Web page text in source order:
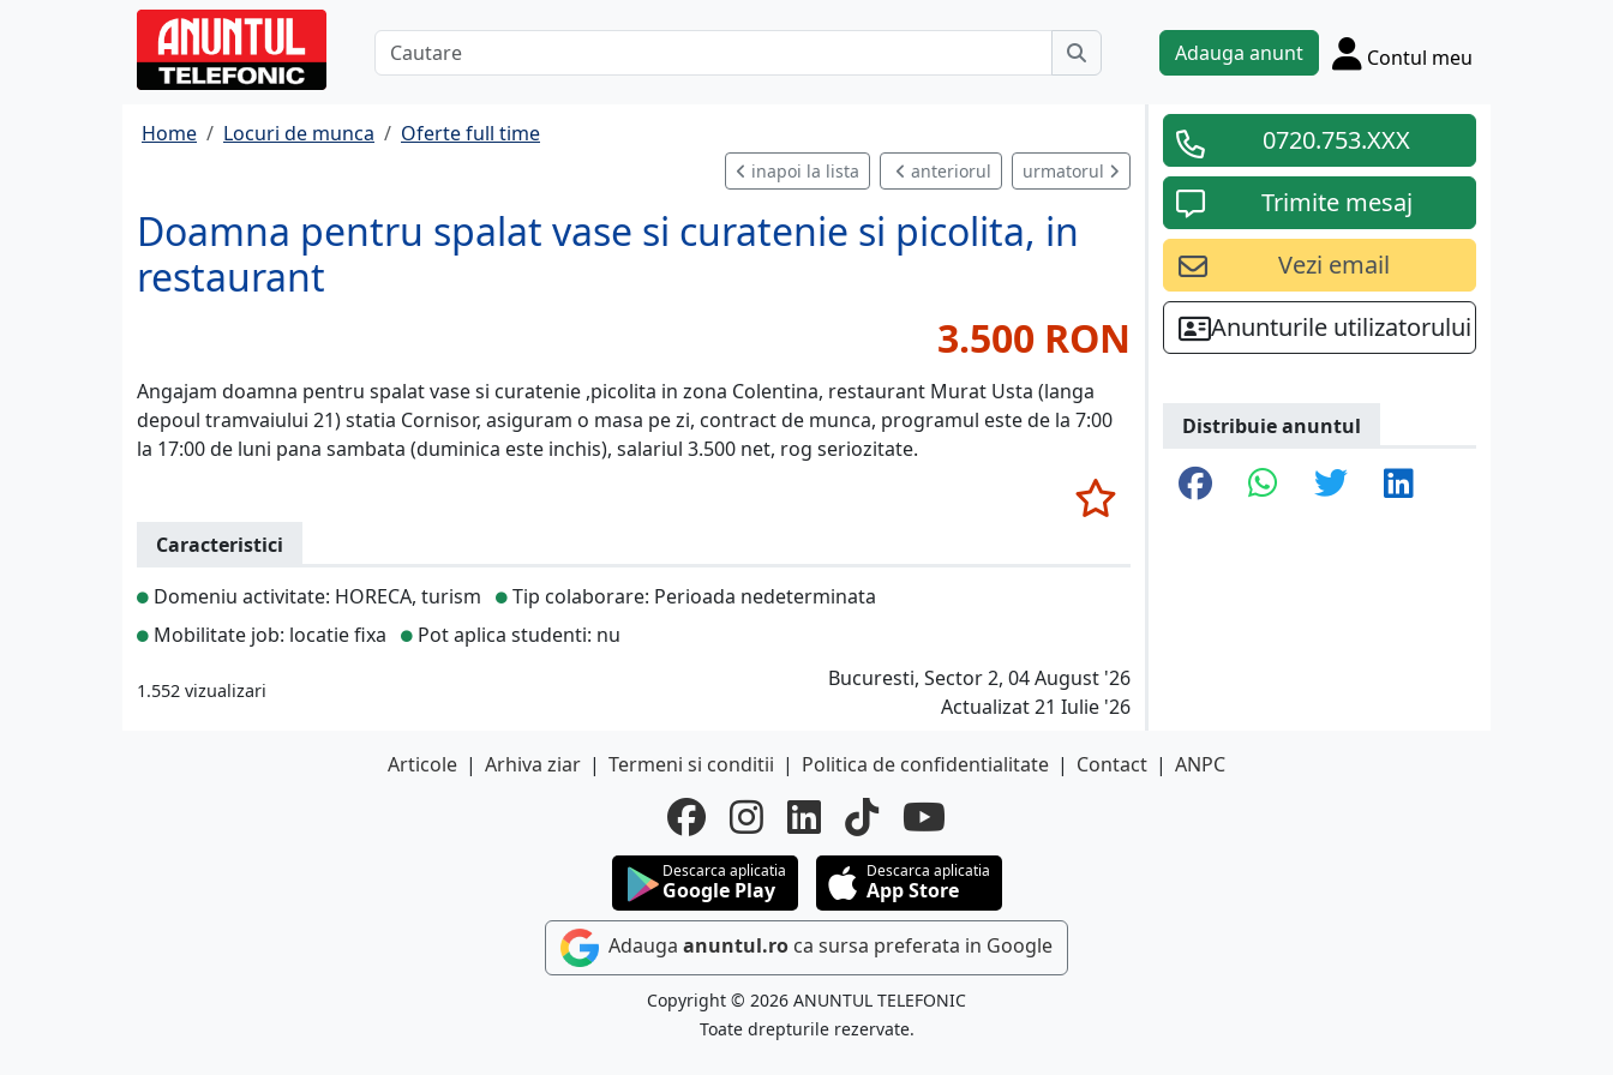
Adauga anunt Contul meu
Home Locuri de munca Oferte full time
inapoi la lista anteriorul urmatorul
Doamna pentru spalat vase si curatenie si picolita, in
restaurant
3.500 RON
Angajam doamna pentru spalat vase si curatenie ,picolita in zona Colentina, restaurant Murat Usta (langa
depoul tramvaiului 21) statia Cornisor, asiguram o masa pe zi, contract de munca, programul este de la 7:00
la 17:00 de luni pana sambata (duminica este inchis), salariul 3.500 net, rog seriozitate.
Caracteristici
Domeniu activitate: HORECA, turism
Tip colaborare: Perioada nedeterminata
Mobilitate job: locatie fixa
Pot aplica studenti: nu
1.552 vizualizari
Bucuresti, Sector 2, 04 August '26
Actualizat 21 Iulie '26
0720.753.XXX
Trimite mesaj
Vezi email
Anunturile utilizatorului
Distribuie anuntul
Articole | Arhiva ziar | Termeni si conditii | Politica de confidentialitate | Contact | ANPC
Descarca aplicatia
Google Play
Descarca aplicatia
App Store
Adauga anuntul.ro ca sursa preferata in Google
Copyright © 2026 ANUNTUL TELEFONIC
Toate drepturile rezervate.